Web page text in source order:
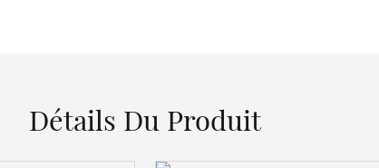
Détails Du Produit